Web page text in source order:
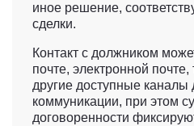
иное решение,
сделки.
Контакт с должником
почте, электронной
другие доступные каналы
коммуникации, при этом
договоренности